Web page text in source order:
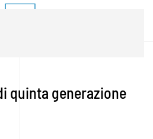
quinta generazione